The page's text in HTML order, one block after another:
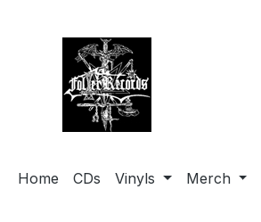
Home CDs Vinyls Merch